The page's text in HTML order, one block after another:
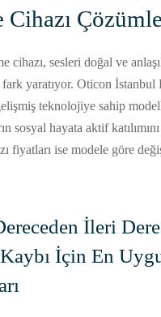
Cihazı
cihazı, sesleri doğal ve
yaratıyor. Oticon İstanbul
teknolojiye sahip
sosyal hayata aktif
fiyatları ise modele göre
İleri
İçin En